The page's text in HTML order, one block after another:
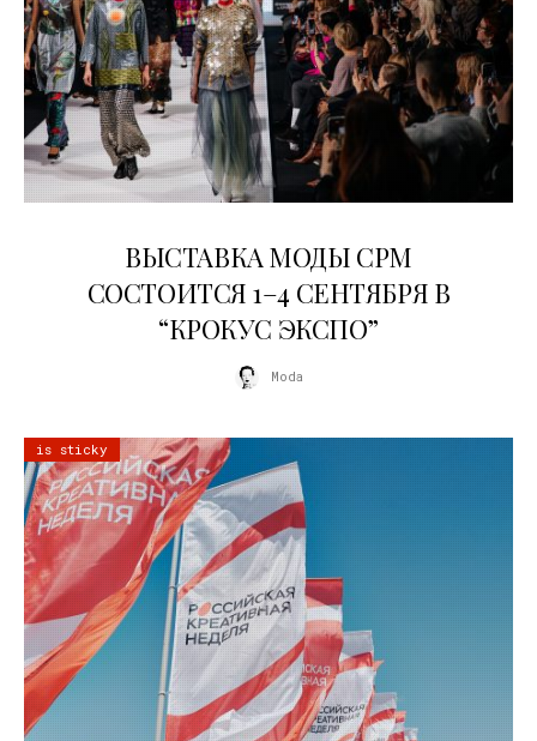
ВЫСТАВКА МОДЫ CPM
СОСТОИТСЯ 1–4 СЕНТЯБРЯ В
“КРОКУС ЭКСПО”
Moda
is sticky